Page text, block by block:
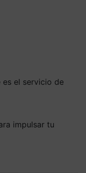
es el servicio de
impulsar tu